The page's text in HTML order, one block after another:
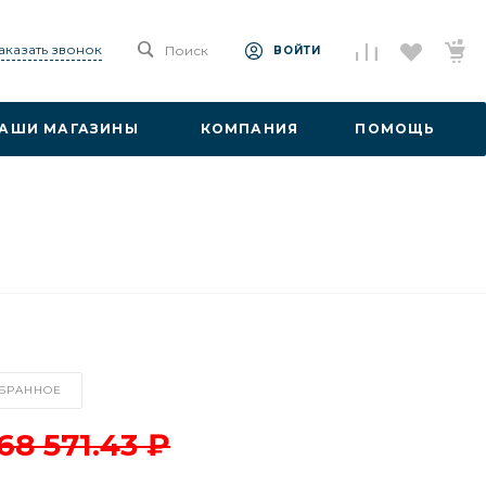
звонок Поиск ВОЙТИ
МАГАЗИНЫ КОМПАНИЯ ПОМОЩЬ
571.43 ₽